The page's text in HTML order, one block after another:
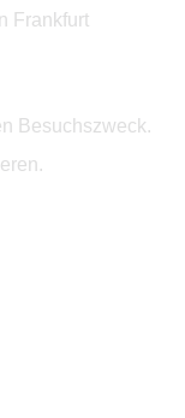
Frankfurt
Besuchszweck.